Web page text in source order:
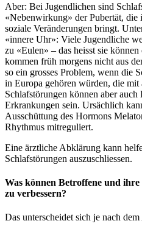
Aber: Bei Jugendlichen sind
«Nebenwirkung» der Pubertät, die
soziale Veränderungen bringt.
«innere Uhr»: Viele Jugendliche
zu «Eulen» – das heisst sie können
kommen früh morgens nicht aus
so ein grosses Problem, wenn die
in Europa gehören würden, die mit
Schlafstörungen können aber
Erkrankungen sein. Ursächlich
Ausschüttung des Hormons
Rhythmus mitreguliert.
Eine ärztliche Abklärung kann
Schlafstörungen auszuschliessen.
Was können Betroffene und
zu verbessern?
Das unterscheidet sich je nach